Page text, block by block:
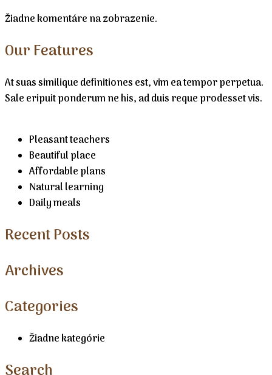
Žiadne komentáre na zobrazenie.
Our Features
At suas similique definitiones est, vim ea tempor perpetua.
Sale eripuit ponderum ne his, ad duis reque prodesset vis.
Pleasant teachers
Beautiful place
Affordable plans
Natural learning
Daily meals
Recent Posts
Archives
Categories
Žiadne kategórie